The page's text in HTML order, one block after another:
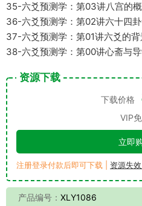
35-六爻预测学：第03讲八宫的
36-六爻预测学：第02讲六十四
37-六爻预测学：第01讲六爻的
38-六爻预测学：第00讲心斋与
资源下载
下载价格
VIP
立即
注册登录付款后即可下载 | 资源失
产品编号： XLY1086